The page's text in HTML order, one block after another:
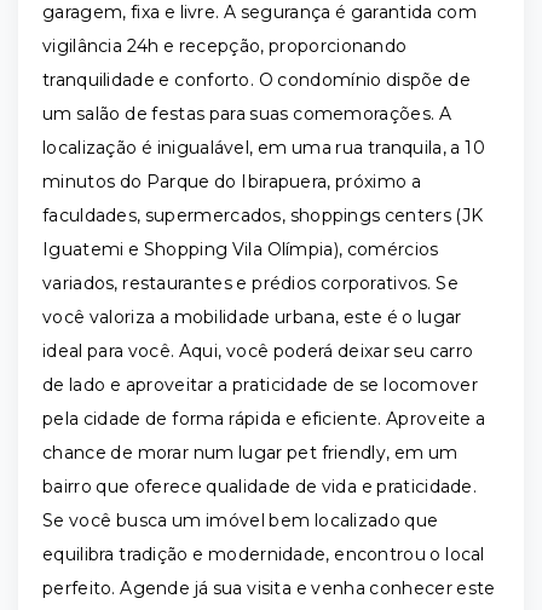
garagem, fixa e livre. A segurança é garantida com
vigilância 24h e recepção, proporcionando
tranquilidade e conforto. O condomínio dispõe de
um salão de festas para suas comemorações. A
localização é inigualável, em uma rua tranquila, a 10
minutos do Parque do Ibirapuera, próximo a
faculdades, supermercados, shoppings centers (JK
Iguatemi e Shopping Vila Olímpia), comércios
variados, restaurantes e prédios corporativos. Se
você valoriza a mobilidade urbana, este é o lugar
ideal para você. Aqui, você poderá deixar seu carro
de lado e aproveitar a praticidade de se locomover
pela cidade de forma rápida e eficiente. Aproveite a
chance de morar num lugar pet friendly, em um
bairro que oferece qualidade de vida e praticidade.
Se você busca um imóvel bem localizado que
equilibra tradição e modernidade, encontrou o local
perfeito. Agende já sua visita e venha conhecer este